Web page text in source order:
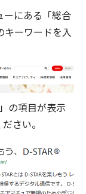
ーにある「総合
キーワードを入
の項目が表示
さい。